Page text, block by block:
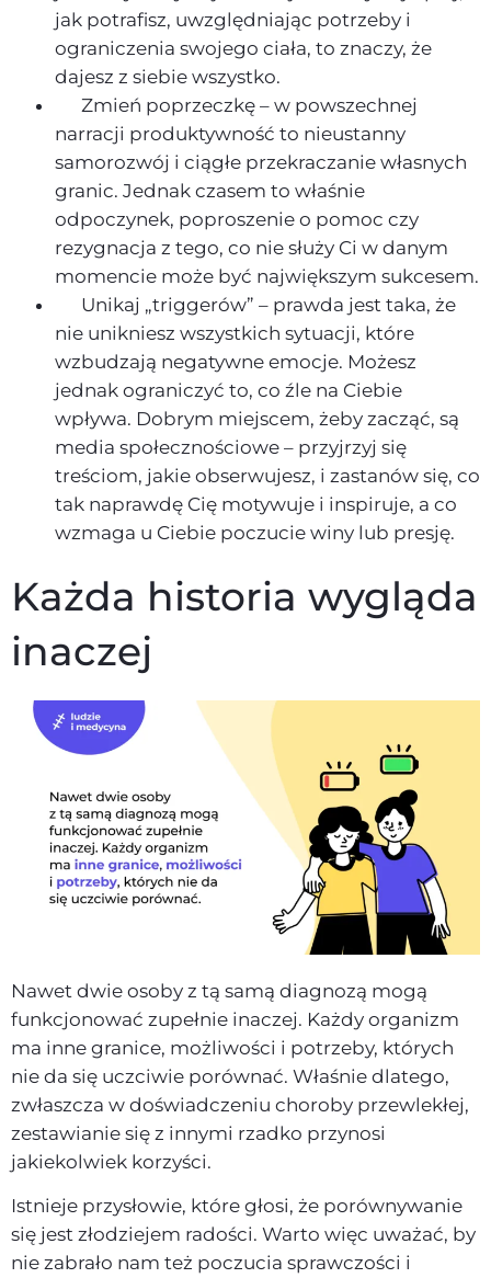
jak potrafisz, uwzględniając potrzeby i
ograniczenia swojego ciała, to znaczy, że
dajesz z siebie wszystko.
Zmień poprzeczkę – w powszechnej
narracji produktywność to nieustanny
samorozwój i ciągłe przekraczanie własnych
granic. Jednak czasem to właśnie
odpoczynek, poproszenie o pomoc czy
rezygnacja z tego, co nie służy Ci w danym
momencie może być największym sukcesem.
Unikaj „triggerów” – prawda jest taka, że
nie unikniesz wszystkich sytuacji, które
wzbudzają negatywne emocje. Możesz
jednak ograniczyć to, co źle na Ciebie
wpływa. Dobrym miejscem, żeby zacząć, są
media społecznościowe – przyjrzyj się
treściom, jakie obserwujesz, i zastanów się, co
tak naprawdę Cię motywuje i inspiruje, a co
wzmaga u Ciebie poczucie winy lub presję.
Każda historia wygląda
inaczej
Nawet dwie osoby z tą samą diagnozą mogą
funkcjonować zupełnie inaczej. Każdy organizm
ma inne granice, możliwości i potrzeby, których
nie da się uczciwie porównać. Właśnie dlatego,
zwłaszcza w doświadczeniu choroby przewlekłej,
zestawianie się z innymi rzadko przynosi
jakiekolwiek korzyści.
Istnieje przysłowie, które głosi, że porównywanie
się jest złodziejem radości. Warto więc uważać, by
nie zabrało nam też poczucia sprawczości i